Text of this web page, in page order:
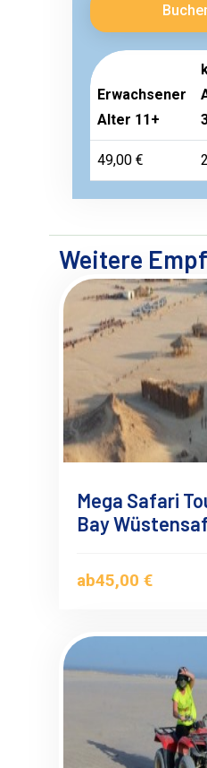
Erwachsener
Alter 11+
49,00 €
Weitere
Mega Safari
Bay
ab45,00 €